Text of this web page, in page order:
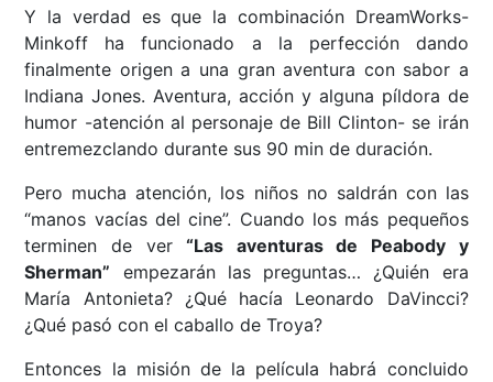
Y la verdad es que la combinación DreamWorks-
Minkoff ha funcionado a la perfección dando
finalmente origen a una gran aventura con sabor a
Indiana Jones. Aventura, acción y alguna píldora de
humor -atención al personaje de Bill Clinton- se irán
entremezclando durante sus 90 min de duración.
Pero mucha atención, los niños no saldrán con las
“manos vacías del cine”. Cuando los más pequeños
terminen de ver“Las aventuras de Peabody y
Sherman” empezarán las preguntas… ¿Quién era
María Antonieta? ¿Qué hacía Leonardo DaVincci?
¿Qué pasó con el caballo de Troya?
Entonces la misión de la película habrá concluido